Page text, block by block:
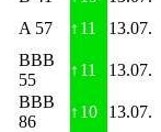
A 57 ↑ 11 13.07.
BBB
55
↑ 11 13.07.
BBB
86
↑ 10
13.07.